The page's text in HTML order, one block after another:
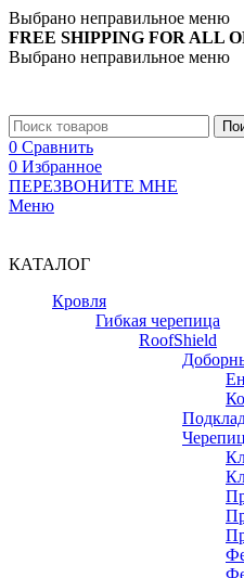
Выбрано неправильное меню
FREE SHIPPING FOR ALL
Выбрано неправильное меню
0 Сравнить
0 Избранное
ПЕРЕЗВОНИТЕ МНЕ
Меню
КАТАЛОГ
Кровля
Гибкая черепица
RoofShield